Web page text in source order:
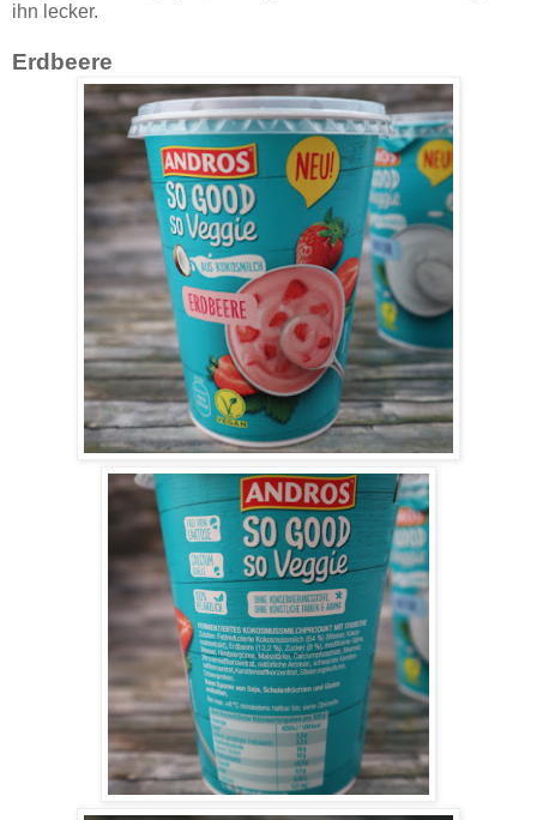
ihn lecker.
Erdbeere